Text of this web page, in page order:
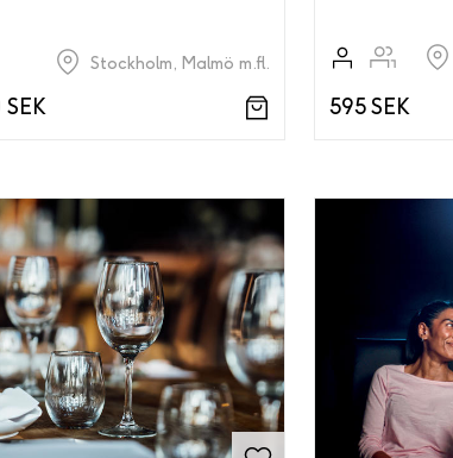
Stockholm, Malmö m.fl.
595 SEK